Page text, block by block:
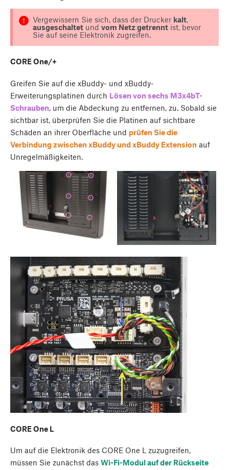
Vergewissern Sie sich, dass der Drucker kalt,
ausgeschaltetund vom Netz getrenntist, bevor
Sie auf seine Elektronik zugreifen.
CORE One/+
Greifen Sie auf die xBuddy- und xBuddy-
Erweiterungsplatinen durch Lösen von sechs M3x4bT-
Schrauben, um die Abdeckung zu entfernen, zu. Sobald sie
sichtbar ist, überprüfen Sie die Platinen auf sichtbare
Schäden an ihrer Oberfläche und prüfen Sie die
Verbindung zwischen xBuddy und xBuddy Extension auf
Unregelmäßigkeiten.
CORE One L
Um auf die Elektronik des CORE One L zuzugreifen,
müssen Sie zunächst das Wi-Fi-Modul auf der Rückseite